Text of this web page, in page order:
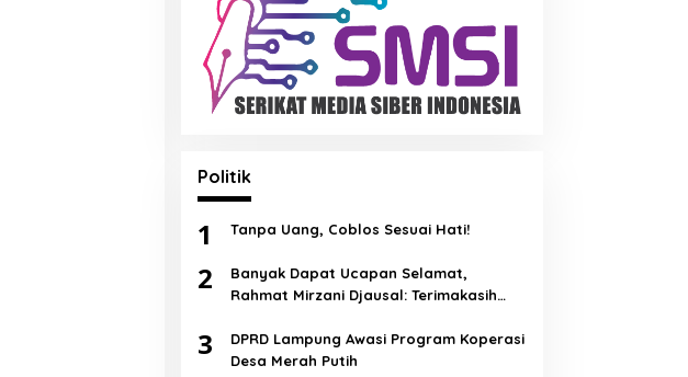
Politik
1 Tanpa Uang, Coblos Sesuai Hati!
2
Banyak Dapat Ucapan Selamat,
Rahmat Mirzani Djausal: Terimakasih
3
DPRD Lampung Awasi Program Koperasi
Desa Merah Putih